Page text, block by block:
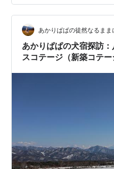
許すようになり、今ではお
り、ひっくり返って寝たり
ールをしたり、、、、家族
のこがいない生活は想像で
あかりぱぱの徒然なるまま
あかりぱぱの犬宿探訪
スコテージ（新築コテー